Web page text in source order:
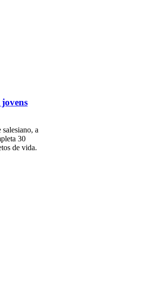
a
30
de vida.